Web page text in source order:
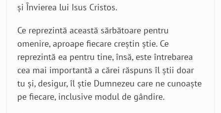
și Învierea lui Isus Cristos.
Ce reprezintă această sărbătoare pentru
omenire, aproape fiecare creștin știe. Ce
reprezintă ea pentru tine, însă, este întrebarea
cea mai importantă a cărei răspuns îl știi doar
tu și, desigur, îl știe Dumnezeu care ne cunoaște
pe fiecare, inclusive modul de gândire.